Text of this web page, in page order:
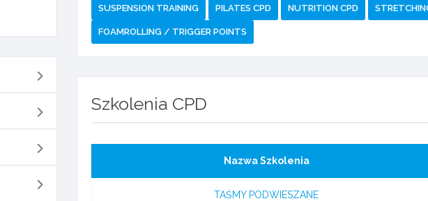
SUSPENSION TRAINING PILATES CPD NUTRITION CPD
FOAMROLLING / TRIGGER POINTS
Szkolenia CPD
Nazwa Szkolenia
TAŚMY PODWIESZANE